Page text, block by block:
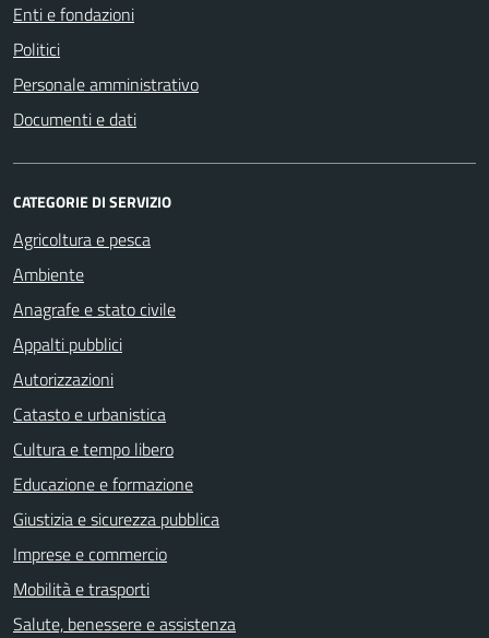
Enti e fondazioni
Politici
Personale amministrativo
Documenti e dati
CATEGORIE DI SERVIZIO
Agricoltura e pesca
Ambiente
Anagrafe e stato civile
Appalti pubblici
Autorizzazioni
Catasto e urbanistica
Cultura e tempo libero
Educazione e formazione
Giustizia e sicurezza pubblica
Imprese e commercio
Mobilità e trasporti
Salute, benessere e assistenza